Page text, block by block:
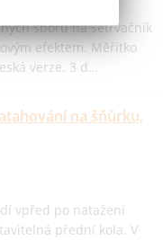
sborů na setrvačník
efektem. Měřítko
verze. 3 d…
na šňůrku,
vpřed po natažení
přední kola. V